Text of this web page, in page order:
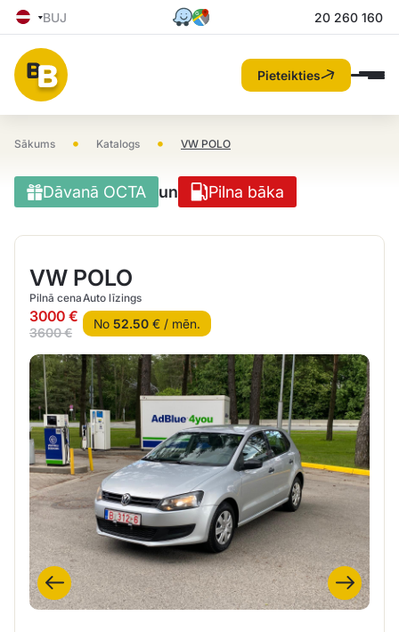
BUJ 20 260 160
Pieteikties
Sākums • Katalogs • VW POLO
Dāvanā OCTA un Pilna bāka
VW POLO
Pilnā cena
3000 €
3600 €
Auto līzings
No 52.50€ / mēn.